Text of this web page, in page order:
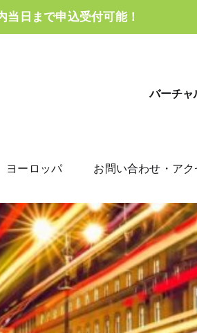
当日まで申込受付可能！
バーチャ
ヨーロッパ お問い合わせ・アク